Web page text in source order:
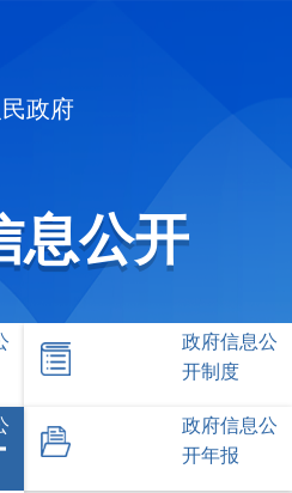
政府
息公开
政府信息公
开制度
政府信息公
开年报